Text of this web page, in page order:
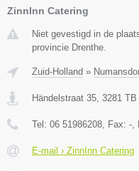
ZinnInn Catering
Niet gevestigd in de
provincie Drenthe.
Zuid-Holland »
Händelstraat 35, 3281 TB
Tel: 06 51986208, Fax: -,
E-mail › ZinnInn Catering